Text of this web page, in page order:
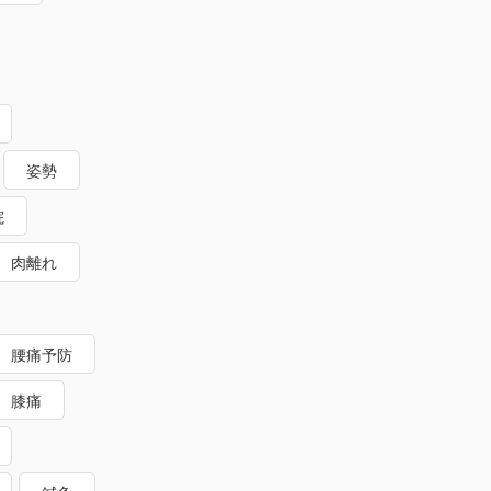
姿勢
肉離れ
腰痛予防
膝痛